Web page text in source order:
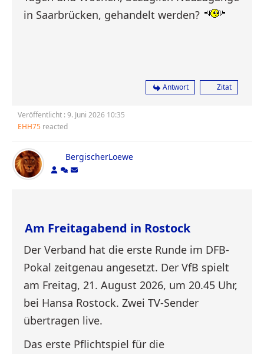
in Saarbrücken, gehandelt werden?
Antwort Zitat
Veröffentlicht : 9. Juni 2026 10:35
EHH75 reacted
BergischerLoewe
Am Freitagabend in Rostock
Der Verband hat die erste Runde im DFB-
Pokal zeitgenau angesetzt. Der VfB spielt
am Freitag, 21. August 2026, um 20.45 Uhr,
bei Hansa Rostock. Zwei TV-Sender
übertragen live.
Das erste Pflichtspiel für die